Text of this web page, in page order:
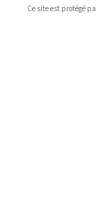
Ce site est protégé